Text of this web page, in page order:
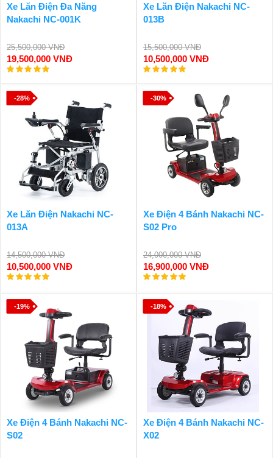
Xe Lăn Điện Đa Năng
Nakachi NC-001K
25,500,000 VNĐ
19,500,000 VNĐ
Xe Lăn Điện Nakachi NC-
013B
15,500,000 VNĐ
10,500,000 VNĐ
-28%
Xe Lăn Điện Nakachi NC-
013A
14,500,000 VNĐ
10,500,000 VNĐ
-30%
Xe Điện 4 Bánh Nakachi NC-
S02 Pro
24,000,000 VNĐ
16,900,000 VNĐ
-19%
Xe Điện 4 Bánh Nakachi NC-
S02
-18%
Xe Điện 4 Bánh Nakachi NC-
X02